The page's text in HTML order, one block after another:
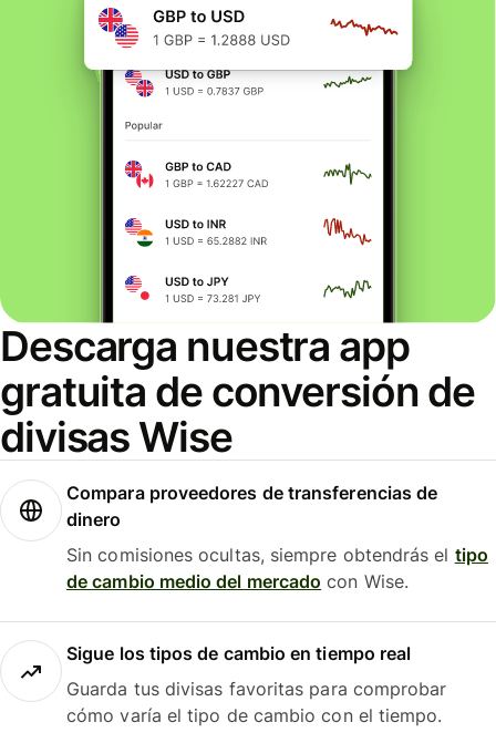
Descarga nuestra app
gratuita de conversión de
divisas Wise
Compara proveedores de transferencias de
dinero
Sin comisiones ocultas, siempre obtendrás el tipo
de cambio medio del mercado con Wise.
Sigue los tipos de cambio en tiempo real
Guarda tus divisas favoritas para comprobar
cómo varía el tipo de cambio con el tiempo.